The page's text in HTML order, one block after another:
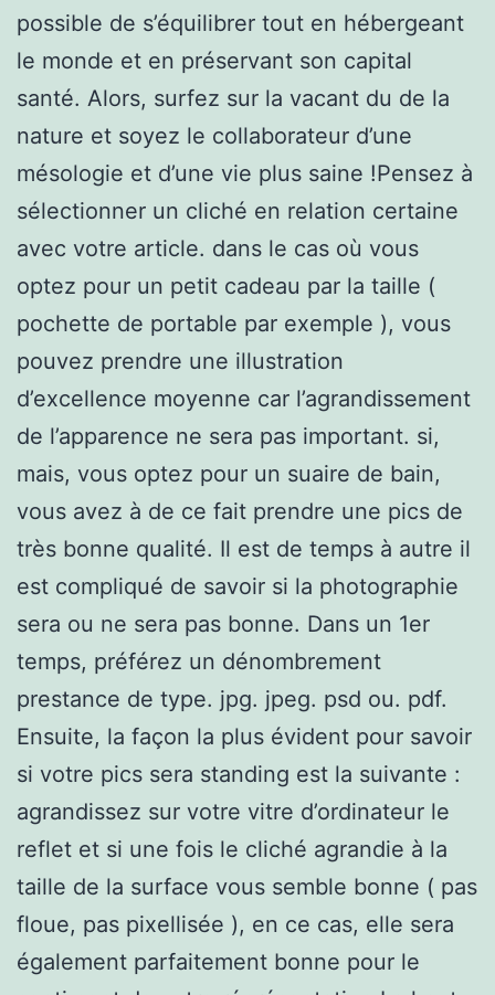
possible de s’équilibrer tout en hébergeant
le monde et en préservant son capital
santé. Alors, surfez sur la vacant du de la
nature et soyez le collaborateur d’une
mésologie et d’une vie plus saine !Pensez à
sélectionner un cliché en relation certaine
avec votre article. dans le cas où vous
optez pour un petit cadeau par la taille (
pochette de portable par exemple ), vous
pouvez prendre une illustration
d’excellence moyenne car l’agrandissement
de l’apparence ne sera pas important. si,
mais, vous optez pour un suaire de bain,
vous avez à de ce fait prendre une pics de
très bonne qualité. Il est de temps à autre il
est compliqué de savoir si la photographie
sera ou ne sera pas bonne. Dans un 1er
temps, préférez un dénombrement
prestance de type. jpg. jpeg. psd ou. pdf.
Ensuite, la façon la plus évident pour savoir
si votre pics sera standing est la suivante :
agrandissez sur votre vitre d’ordinateur le
reflet et si une fois le cliché agrandie à la
taille de la surface vous semble bonne ( pas
floue, pas pixellisée ), en ce cas, elle sera
également parfaitement bonne pour le